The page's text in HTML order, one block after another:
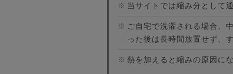
※ 当サイトでは縮み分として
※ ご自宅で洗濯される場合、
った後は長時間放置せず、
※ 熱を加えると縮みの原因に